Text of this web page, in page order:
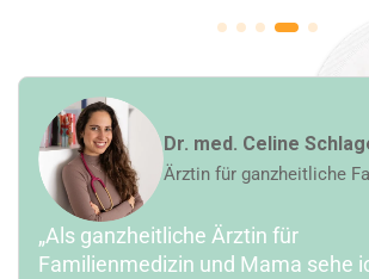
Dr. med. Celine
Ärztin für ganzheitliche
„Als ganzheitliche Ärztin für
Familienmedizin und Mama sehe